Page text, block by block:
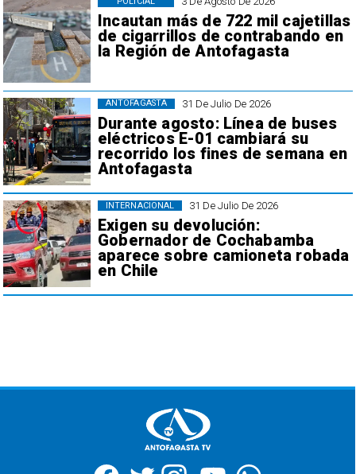
Incautan más de 722 mil cajetillas
de cigarrillos de contrabando en
la Región de Antofagasta
31 De Julio De 2026
Durante agosto: Línea de buses
eléctricos E-01 cambiará su
recorrido los fines de semana en
Antofagasta
ANTOFAGASTA
31 De Julio De 2026
Exigen su devolución:
Gobernador de Cochabamba
aparece sobre camioneta robada
en Chile
INTERNACIONAL